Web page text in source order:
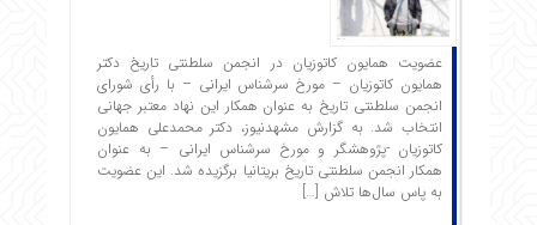
عضویت همایون کاتوزیان در انجمن سلطنتی تاریخ دکتر
همایون کاتوزیان – مورخ سرشناس ایرانی – با رأی شورای
انجمن سلطنتی تاریخ به عنوان همکار این نهاد معتبر جهانی
انتخاب شد. به گزارش مشهدنیوز، دکتر محمدعلی همایون
کاتوزیان -پژوهشگر و مورخ سرشناس ایرانی – به عنوان
همکار انجمن سلطنتی تاریخ بریتانیا برگزیده شد. این عضویت
به پاس سال‌ها تلاش […]